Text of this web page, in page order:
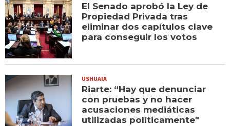
El Senado aprobó la Ley de
Propiedad Privada tras
eliminar dos capítulos clave
para conseguir los votos
USHUAIA
Riarte: “Hay que denunciar
con pruebas y no hacer
acusaciones mediáticas
utilizadas políticamente"